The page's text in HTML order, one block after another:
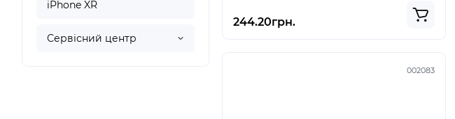
iPhone XR
Сервісний центр
244.20грн.
002083